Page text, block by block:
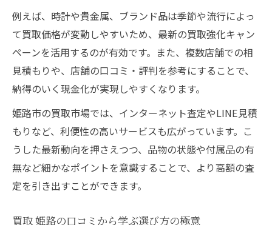
買取価格アップのためのチェックポイント
姫路の買取で避けたい失敗と対策方法
出張買取を活用した姫路市の活用法
姫路リサイクルショップの出張買取活用術
買取 姫路でラクに現金化する出張の利点
大型家具や家電の出張買取が人気の理由
出張買取で失敗しないための注意点
姫路市でおすすめの出張買取活用パターン
家電や大型家具も姫路で高価現金化
例えば、時計や貴金属、ブランド品は季節や流行によっ
て買取価格が変動しやすいため、最新の買取強化キャン
ペーンを活用するのが有効です。また、複数店舗での相
見積もりや、店舗の口コミ・評判を参考にすることで、
納得のいく現金化が実現しやすくなります。
姫路市の買取市場では、インターネット査定やLINE見積
もりなど、利便性の高いサービスも広がっています。こ
うした最新動向を押さえつつ、品物の状態や付属品の有
無など細かなポイントを意識することで、より高額の査
定を引き出すことができます。
買取 姫路の口コミから学ぶ選び方の極意